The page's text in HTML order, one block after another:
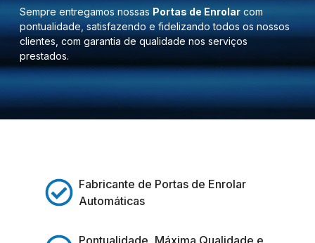
Sempre entregamos nossas Portas de Enrolar com
pontualidade, satisfazendo e fidelizando todos os nossos
clientes, com garantia de qualidade nos serviços
prestados.
Fabricante de Portas de Enrolar
Automáticas
Pontualidade, Máxima Qualidade e